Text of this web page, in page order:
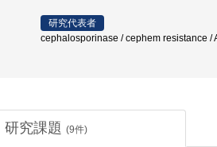
研究代表者
cephalosporinase / cephem resistance /
研究課題 (9件)